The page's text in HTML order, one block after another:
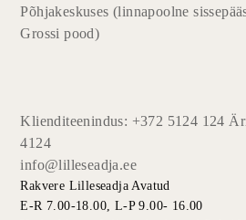
Põhjakeskuses (linnapoolne
Grossi pood)
Klienditeenindus: +372 5124 124
4124
info@lilleseadja.ee
Rakvere Lilleseadja Avatud
E-R 7.00-18.00, L-P 9.00- 16.00